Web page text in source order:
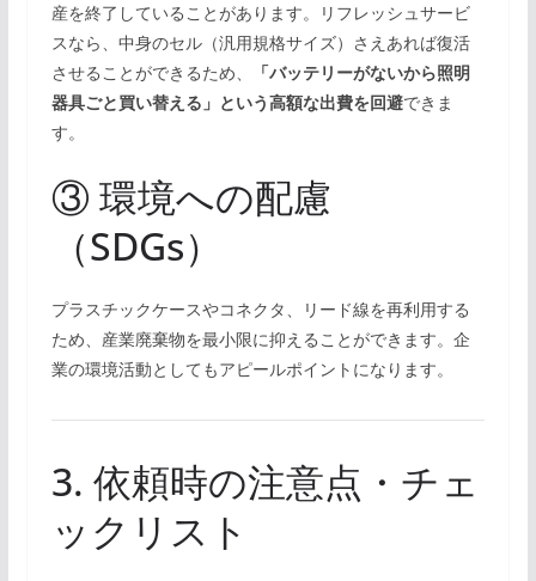
産を終了していることがあります。リフレッシュサービ
スなら、中身のセル（汎用規格サイズ）さえあれば復活
させることができるため、
「バッテリーがないから照明
器具ごと買い替える」という高額な出費を回避できま
す。
③ 環境への配慮
（SDGs）
プラスチックケースやコネクタ、リード線を再利用する
ため、産業廃棄物を最小限に抑えることができます。企
業の環境活動としてもアピールポイントになります。
3. 依頼時の注意点・チェ
ックリスト